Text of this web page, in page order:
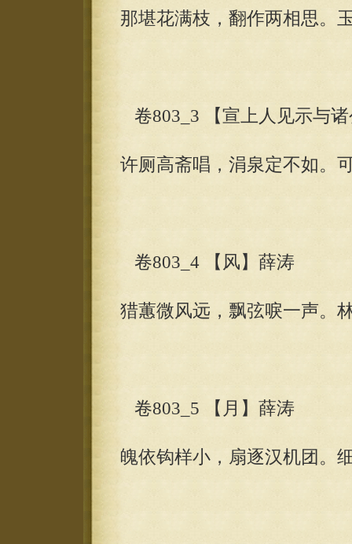
那堪花满枝，翻作两相思。
卷803_3 【宣上人见示与
许厕高斋唱，涓泉定不如。
卷803_4 【风】薛涛
猎蕙微风远，飘弦唳一声。
卷803_5 【月】薛涛
魄依钩样小，扇逐汉机团。